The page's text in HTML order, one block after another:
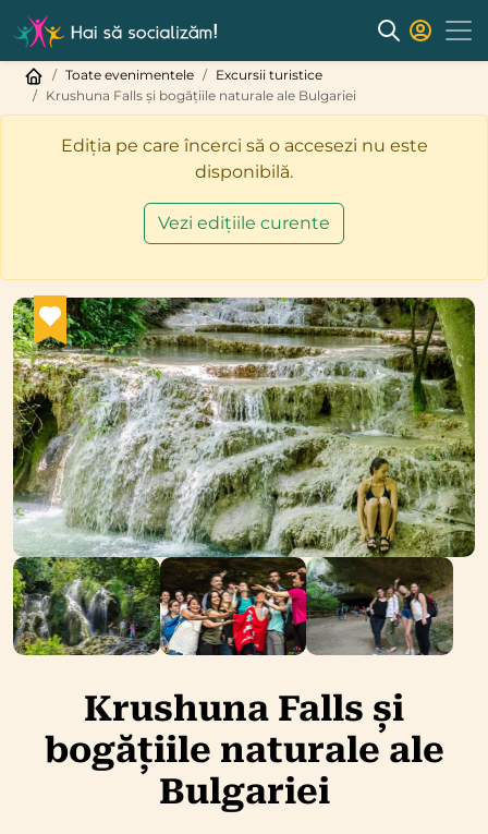
Toate evenimentele
Excursii turistice
Krushuna Falls și bogățiile naturale ale Bulgariei
Ediția pe care încerci să o accesezi nu este
disponibilă.
Vezi edițiile curente
Krushuna Falls și
bogățiile naturale ale
Bulgariei